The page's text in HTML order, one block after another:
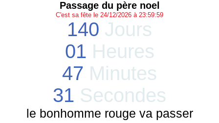
Passage du père noel
C'est sa fête le 24/12/2026 à 23:59:59
140 Jours
01 Heures
47 Minutes
31 Secondes
le bonhomme rouge va passer